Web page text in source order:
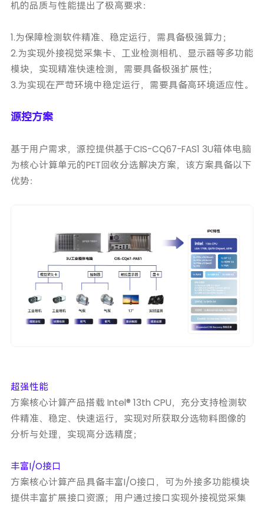
机的品质与性能提出了极高要求：
1.为保障检测软件精准、稳定运行，需具备极强算力；
2.为实现外接视觉采集卡、工业检测相机、显示器等多功能
模块，实现精准快速检测，需要具备极强扩展性；
3.为实现在严苛环境中稳定运行，需要具备高环境适应性。
源控方案
基于用户需求，源控提供基于CIS-CQ67-FAS1 3U箱体电脑
为核心计算单元的PET回收分选解决方案，该方案具备以下
优势：
超强性能
方案核心计算产品搭载 Intel® 13th CPU，充分支持检测软
件精准、稳定、快速运行，实现对所获取分选物料图像的
分析与处理，实现高分选精度；
丰富I/O接口
方案核心计算产品具备丰富I/O接口，可为外接多功能模块
提供丰富扩展接口资源；用户通过接口实现外接视觉采集